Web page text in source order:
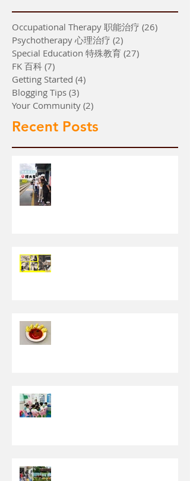
Occupational Therapy 职能治疗 (26)
Psychotherapy 心理治疗 (2)
Special Education 特殊教育 (27)
FK 百科 (7)
Getting Started (4)
Blogging Tips (3)
Your Community (2)
Recent Posts